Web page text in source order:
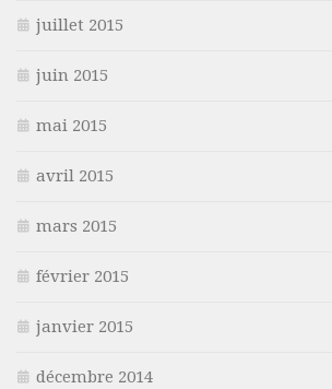
juillet 2015
juin 2015
mai 2015
avril 2015
mars 2015
février 2015
janvier 2015
décembre 2014